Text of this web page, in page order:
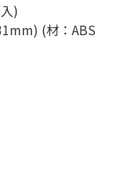
)
(材：ABS